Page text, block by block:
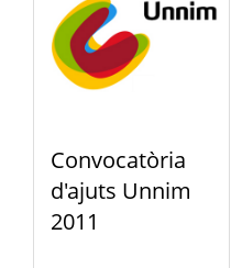
Convocatòria
d'ajuts Unnim
2011